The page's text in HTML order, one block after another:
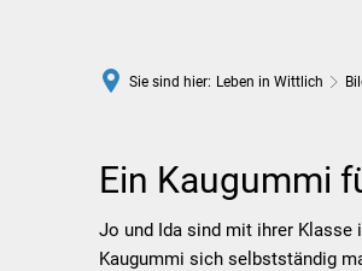
Sie sind hier: Leben in Wittlich
Kaugummi
Ein Kaugummi
Jo und Ida sind mit ihrer Klasse
Kaugummi sich selbstständig